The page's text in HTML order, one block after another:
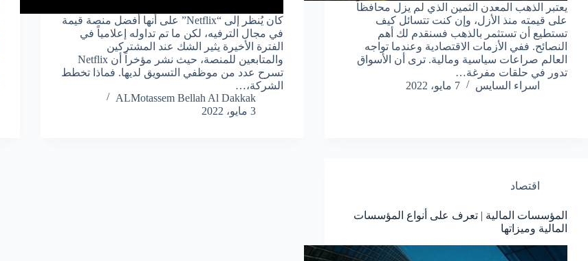
يعتبر الذهب المعدن الثمين الذي لم يزل محافظاً
على قيمته منذ الأزل، وإن كنت تتسائل كيف
تستطيع أن تستثمر بالذهب فسنقدم لك أهم
النصائح. ففي الأزمات الاقتصادية وعندما تواجه
العالم صراعات سياسية ومالية. ترى أن الأسواق
تدور في حلقات مفرغة…
اسراء السايس
7 مايو، 2022
كان يُنظر إلى “Netflix” على أنها أفضل منصة قيمة
في مجال الترفيه، لكن ما تم تداوله إعلامياً في
الفترة الأخيرة يثير الشك عند المشتركين
والمتابعين للمنصة، حيث نشر مؤخراً أن Netflix
تسرح عدد من موظفي التسويق لديها. فماذا تخطط
الشركة،…
ALMotassem Bellah Al Dakkak
3 مايو، 2022
اقتصاد
المؤسسات المالية | تعرف على أنواع المؤسسات
المالية وميزاتها